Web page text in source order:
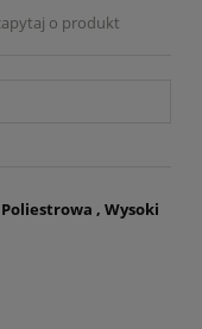
o produkt
Poliestrowa , Wysoki